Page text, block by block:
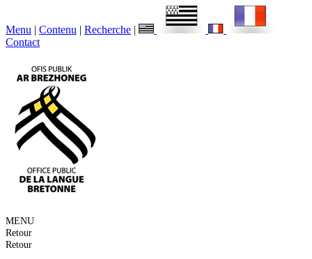
Menu | Contenu | Recherche |
Contact
MENU
Retour
Retour